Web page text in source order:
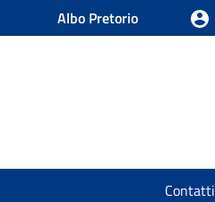
Albo Pretorio
Contatti